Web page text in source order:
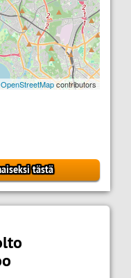
OpenStreetMapcontributors
tästä